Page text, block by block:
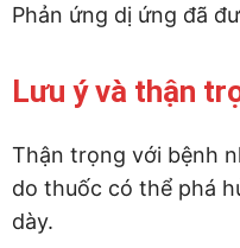
Phản ứng dị ứng đã
Lưu ý và thận
Thận trọng với bệnh
do thuốc có thể phá
dày.